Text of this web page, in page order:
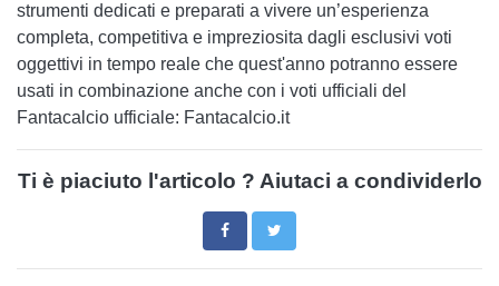
strumenti dedicati e preparati a vivere un’esperienza
completa, competitiva e impreziosita dagli esclusivi voti
oggettivi in tempo reale che quest'anno potranno essere
usati in combinazione anche con i voti ufficiali del
Fantacalcio ufficiale: Fantacalcio.it
Ti è piaciuto l'articolo ? Aiutaci a condividerlo